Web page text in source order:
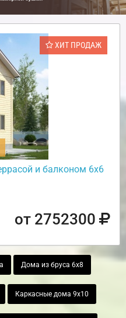
ХИТ ПРОДАЖ
и балконом 6х6
от 2752300
Дома из бруса 6х8
Каркасные дома 9х10